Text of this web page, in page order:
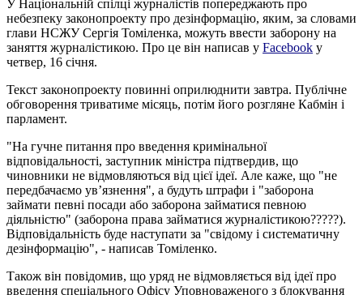
У Національній спілці журналістів попереджають про
небезпеку законопроекту про дезінформацію, яким, за словами
глави НСЖУ Сергія Томіленка, можуть ввести заборону на
заняття журналістикою. Про це він написав у Facebook у
четвер, 16 січня.
Текст законопроекту повинні оприлюднити завтра. Публічне
обговорення триватиме місяць, потім його розгляне Кабмін і
парламент.
"На гучне питання про введення кримінальної
відповідальності, заступник міністра підтвердив, що
чиновники не відмовляються від цієї ідеї. Але каже, що "не
передбачаємо ув’язнення", а будуть штрафи і "заборона
займати певні посади або заборона займатися певною
діяльністю" (заборона права займатися журналістикою?????).
Відповідальність буде наступати за "свідому і систематичну
дезінформацію", - написав Томіленко.
Також він повідомив, що уряд не відмовляється від ідеї про
введення спеціального Офісу Уповноваженого з блокування